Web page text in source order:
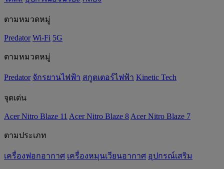
ตามหมวดหมู่
Predator Wi-Fi 5G
ตามหมวดหมู่
Predator จักรยานไฟฟ้า สกูตเตอร์ไฟฟ้า Kinetic Tech
จุดเด่น
Acer Nitro Blaze 11 Acer Nitro Blaze 8 Acer Nitro Blaze 7
ตามประเภท
เครื่องฟอกอากาศ เครื่องหมุนเวียนอากาศ อุปกรณ์เสริม